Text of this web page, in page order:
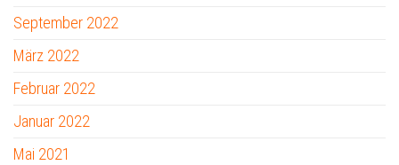
September 2022
März 2022
Februar 2022
Januar 2022
Mai 2021